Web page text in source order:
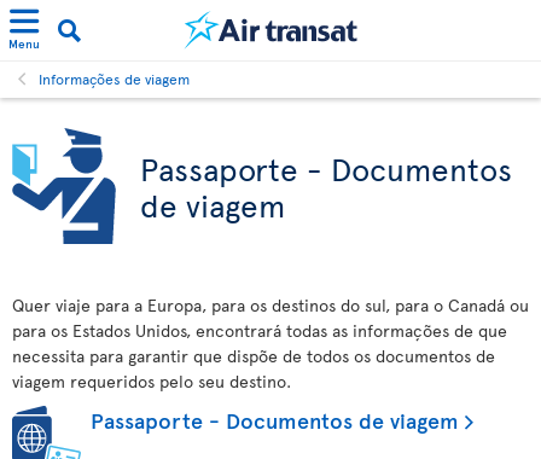
Menu
Informações de viagem
Passaporte - Documentos
de viagem
Quer viaje para a Europa, para os destinos do sul, para o Canadá ou
para os Estados Unidos, encontrará todas as informações de que
necessita para garantir que dispõe de todos os documentos de
viagem requeridos pelo seu destino.
Passaporte - Documentos de viagem